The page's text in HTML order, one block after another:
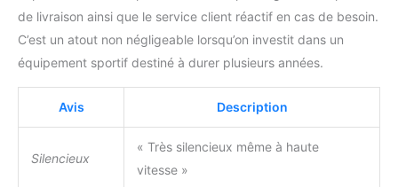
de livraison ainsi que le service client réactif en cas de besoin.
C’est un atout non négligeable lorsqu’on investit dans un
équipement sportif destiné à durer plusieurs années.
Avis Description
Silencieux
« Très silencieux même à haute
vitesse »